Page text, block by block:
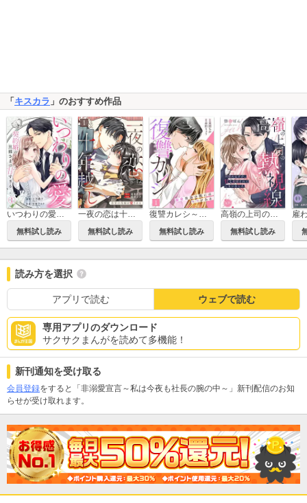
「キスカラ 」のおすすめ作品
いつわりの愛～契約婚の旦那さまは甘すぎる～
無料試し読み
一夜の恋は十年越しに～待宵の花嫁は愛される～
無料試し読み
復讐カレシ～溺愛社長の顔にはウラがある～
無料試し読み
高嶺の上司の熱視線～同情のはずが、甘く切望されてしまいました～
無料試し読み
読み方を選択
アプリで読む ウェブで読む
専用アプリのダウンロード
サクサクまんがを読めて多機能！
新刊通知を受け取る
会員登録をすると「非溺愛宣言～私は今夜も社長の腕の中～」新刊配信のお知
らせが受け取れます。